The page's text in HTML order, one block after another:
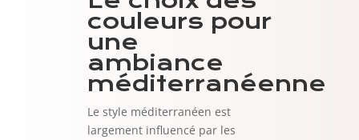
couleurs pour
une
ambiance
méditerranéenne
Le style méditerranéen est
largement influencé par les